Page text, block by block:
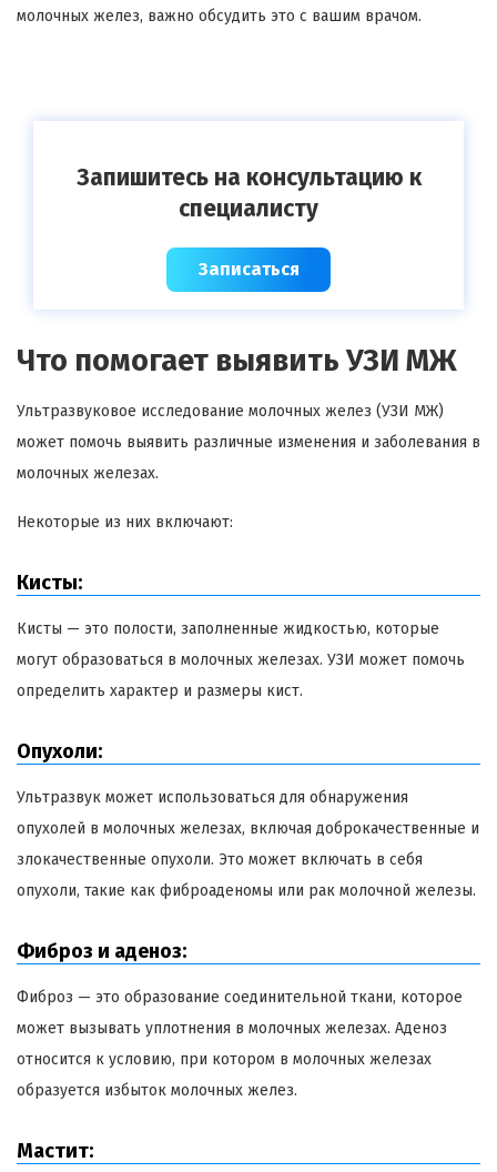
молочных желез, важно обсудить это с вашим врачом.
Запишитесь на консультацию к
специалисту
Записаться
Что помогает выявить УЗИ МЖ
Ультразвуковое исследование молочных желез (УЗИ МЖ)
может помочь выявить различные изменения и заболевания в
молочных железах.
Некоторые из них включают:
Кисты:
Кисты — это полости, заполненные жидкостью, которые
могут образоваться в молочных железах. УЗИ может помочь
определить характер и размеры кист.
Опухоли:
Ультразвук может использоваться для обнаружения
опухолей в молочных железах, включая доброкачественные и
злокачественные опухоли. Это может включать в себя
опухоли, такие как фиброаденомы или рак молочной железы.
Фиброз и аденоз:
Фиброз — это образование соединительной ткани, которое
может вызывать уплотнения в молочных железах. Аденоз
относится к условию, при котором в молочных железах
образуется избыток молочных желез.
Мастит: